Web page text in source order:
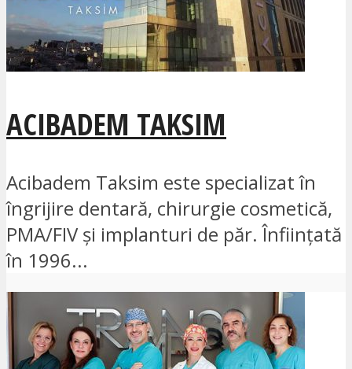
ACIBADEM TAKSIM
Acibadem Taksim este specializat în
îngrijire dentară, chirurgie cosmetică,
PMA/FIV și implanturi de păr. Înființată
în 1996...